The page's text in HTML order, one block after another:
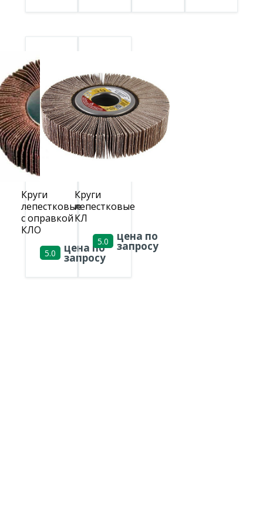
Круги
лепестковые
с оправкой
КЛО
5.0 цена по
запросу
Круги
лепестковые
КЛ
5.0 цена по
запросу